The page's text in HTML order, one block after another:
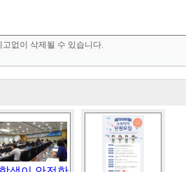
고없이 삭제될 수 있습니다.